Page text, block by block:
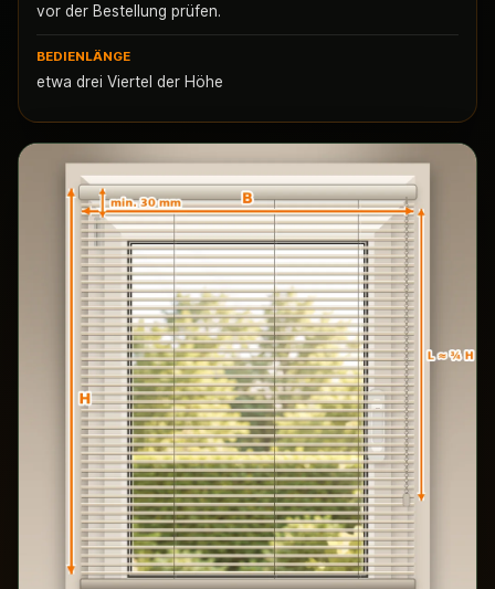
vor der Bestellung prüfen.
BEDIENLÄNGE
etwa drei Viertel der Höhe